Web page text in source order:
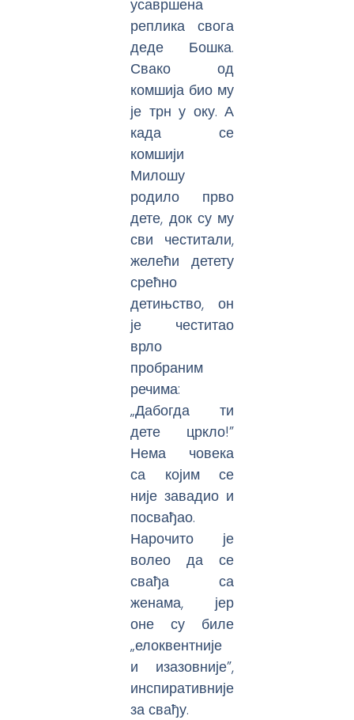
усавршена
реплика свога
деде Бошка.
Свако од
комшија био му
је трн у оку. А
када се
комшији
Милошу
родило прво
дете, док су му
сви честитали,
желећи детету
срећно
детињство, он
је честитао
врло
пробраним
речима:
„Дабогда ти
дете цркло!”
Нема човека
са којим се
није завадио и
посвађао.
Нарочито је
волео да се
свађа са
женама, јер
оне су биле
„елоквентније
и изазовније”,
инспиративније
за свађу.